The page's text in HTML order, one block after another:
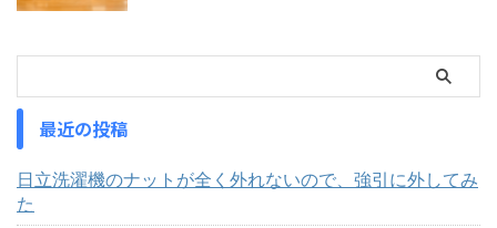
最近の投稿
日立洗濯機のナットが全く外れないので、強引に外してみ
た